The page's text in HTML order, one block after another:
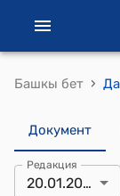
Башкы бет ›
Документ
Редакция
20.01.2022